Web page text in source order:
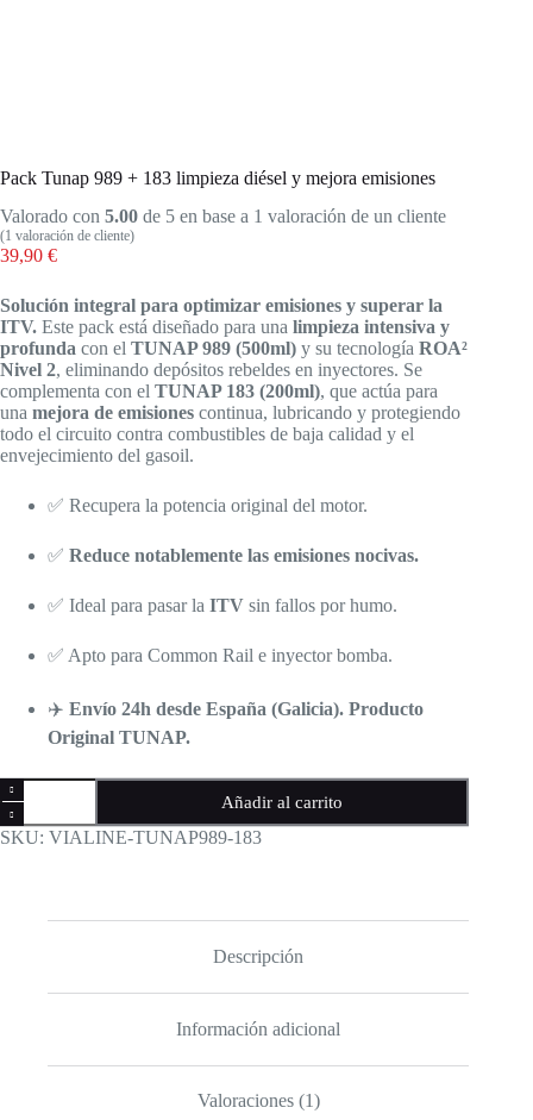
Pack Tunap 989 + 183 limpieza diésel y mejora emisiones
Valorado con 5.00 de 5 en base a 1 valoración de un cliente
(1 valoración de cliente)
39,90 €
Solución integral para optimizar emisiones y superar la
ITV. Este pack está diseñado para una limpieza intensiva y
profunda con el TUNAP 989 (500ml) y su tecnología ROA²
Nivel 2, eliminando depósitos rebeldes en inyectores. Se
complementa con el TUNAP 183 (200ml), que actúa para
una mejora de emisiones continua, lubricando y protegiendo
todo el circuito contra combustibles de baja calidad y el
envejecimiento del gasoil.
✅ Recupera la potencia original del motor.
✅ Reduce notablemente las emisiones nocivas.
✅ Ideal para pasar la ITV sin fallos por humo.
✅ Apto para Common Rail e inyector bomba.
✈️ Envío 24h desde España (Galicia). Producto
Original TUNAP.
Pack
Tunap
989
+
cantidad
Añadir al carrito
SKU: VIALINE-TUNAP989-183
Descripción
Información adicional
Valoraciones (1)